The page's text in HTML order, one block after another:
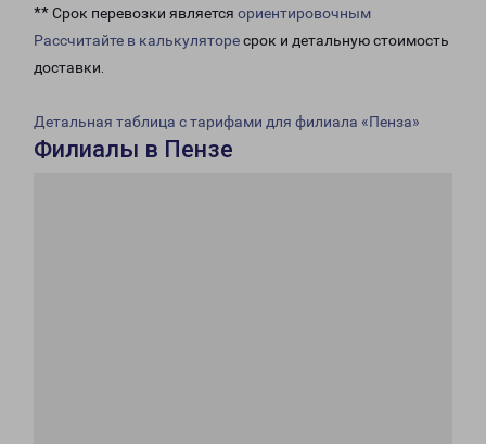
** Срок перевозки является ориентировочным
Рассчитайте в калькуляторесрок и детальную стоимость
доставки.
Детальная таблица с тарифами для филиала «Пенза»
Филиалы в Пензе